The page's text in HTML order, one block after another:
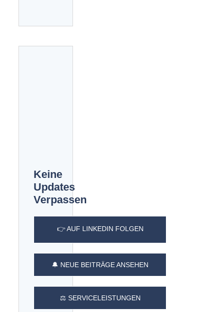
Keine
Updates
Verpassen
👉 AUF LINKEDIN FOLGEN
🔔 NEUE BEITRÄGE ANSEHEN
⚖️ SERVICELEISTUNGEN